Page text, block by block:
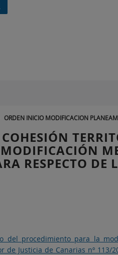
ORDEN INICIO MODIFICACION
RESPECTO DE
del procedimiento para la
Justicia de Canarias nº 113/